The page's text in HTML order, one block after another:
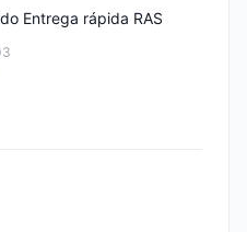
Entrega rápida RAS